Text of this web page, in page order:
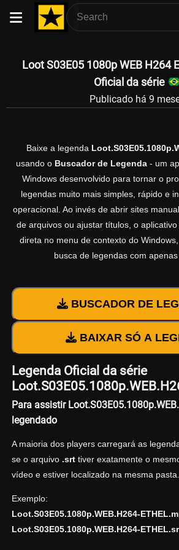
Loot S03E05 1080p WEB H264
Oficial da série
Publicado há 9
Baixe a legenda
usando o Buscador de Legenda - um
Windows desenvolvido para tornar o
legendas muito mais simples, rápido e
operacional. Ao invés de abrir sites
de arquivos ou ajustar títulos, o
direta no menu de contexto do
busca de legendas com
BUSCADOR DE
BAIXAR SÓ A
Legenda Oficial da série
Para assistir
legendado
A maioria dos players carregará as
se o arquivo .srttiver exatamente o
vídeo e estiver localizado na mesma pasta.
Exemplo:
Loot.S03E05.1080p.WEB.H264-
Loot.S03E05.1080p.WEB.H264-